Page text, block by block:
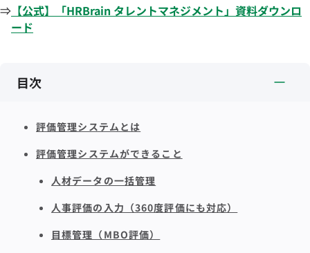
⇒ 【公式】「HRBrain タレントマネジメント」資料ダウンロ
ード
目次
評価管理システムとは
評価管理システムができること
人材データの一括管理
人事評価の入力（360度評価にも対応）
目標管理（MBO評価）